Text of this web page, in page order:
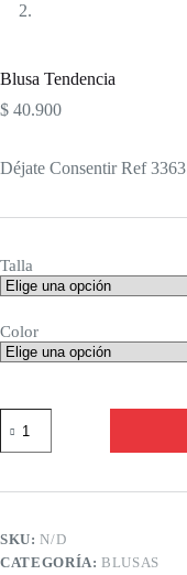
Blusa Tendencia
$ 40.900
Déjate Consentir Ref 3363
Talla
Color
Tendencia
cantidad
SKU:N/D
CATEGORÍA:BLUSAS